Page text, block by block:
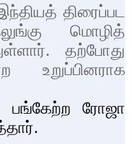
திரைப்பட
மொழித்
தற்போது
உறுப்பினராக
பங்கேற்ற ரோஜா